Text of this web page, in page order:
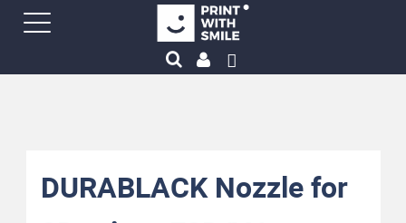
DURABLACK Nozzle for